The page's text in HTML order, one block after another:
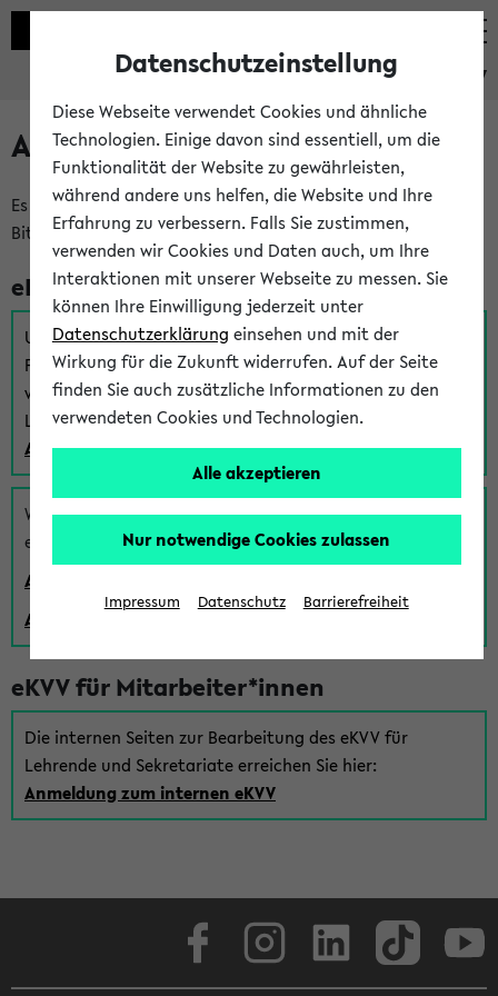
eKVV
Anmeldung am eKVV
Es gibt mehrere Möglichkeiten zur Anmeldung am eKVV.
Bitte wählen Sie die für Sie richtige aus:
eKVV für Studierende
Um sich einen Stundenplan zu erstellen und alle weiteren
Funktionen des eKVVs für Studierende zu nutzen,
verwenden Sie diesen Link zur Anmeldung über Ihr Uni
Login:
Anmeldung zum eKVV der Studierenden
Wenn Sie (noch) kein Uni Login haben, können Sie das
eKVV auch über einen Gastzugang verwenden:
Anmeldung über einen vorhandenen Gastzugang
Anlegen eines neuen Gastzugangs
eKVV für Mitarbeiter*innen
Die internen Seiten zur Bearbeitung des eKVV für
Lehrende und Sekretariate erreichen Sie hier:
Anmeldung zum internen eKVV
Datenschutzeinstellung
Diese Webseite verwendet Cookies und ähnliche
Technologien. Einige davon sind essentiell, um die
Funktionalität der Website zu gewährleisten,
während andere uns helfen, die Website und Ihre
Erfahrung zu verbessern. Falls Sie zustimmen,
verwenden wir Cookies und Daten auch, um Ihre
Interaktionen mit unserer Webseite zu messen. Sie
können Ihre Einwilligung jederzeit unter
Datenschutzerklärung einsehen und mit der
Wirkung für die Zukunft widerrufen. Auf der Seite
finden Sie auch zusätzliche Informationen zu den
verwendeten Cookies und Technologien.
Alle akzeptieren
Nur notwendige Cookies zulassen
Impressum Datenschutz Barrierefreiheit